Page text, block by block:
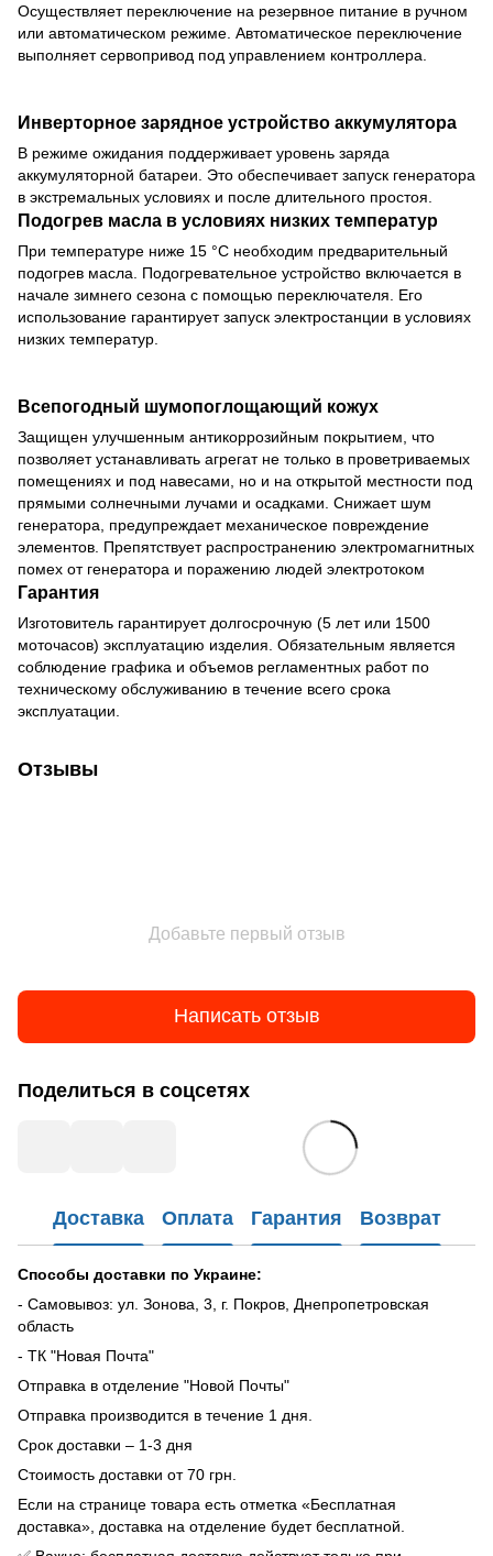
Осуществляет переключение на резервное питание в ручном
или автоматическом режиме. Автоматическое переключение
выполняет сервопривод под управлением контроллера.
Инверторное зарядное устройство аккумулятора
В режиме ожидания поддерживает уровень заряда
аккумуляторной батареи. Это обеспечивает запуск генератора
в экстремальных условиях и после длительного простоя.
Подогрев масла в условиях низких температур
При температуре ниже 15 °С необходим предварительный
подогрев масла. Подогревательное устройство включается в
начале зимнего сезона с помощью переключателя. Его
использование гарантирует запуск электростанции в условиях
низких температур.
Всепогодный шумопоглощающий кожух
Защищен улучшенным антикоррозийным покрытием, что
позволяет устанавливать агрегат не только в проветриваемых
помещениях и под навесами, но и на открытой местности под
прямыми солнечными лучами и осадками. Снижает шум
генератора, предупреждает механическое повреждение
элементов. Препятствует распространению электромагнитных
помех от генератора и поражению людей электротоком
Гарантия
Изготовитель гарантирует долгосрочную (5 лет или 1500
моточасов) эксплуатацию изделия. Обязательным является
соблюдение графика и объемов регламентных работ по
техническому обслуживанию в течение всего срока
эксплуатации.
Отзывы
Добавьте первый отзыв
Написать отзыв
Поделиться в соцсетях
Доставка Оплата Гарантия Возврат
Способы доставки по Украине:
- Самовывоз: ул. Зонова, 3, г. Покров, Днепропетровская
область
- ТК "Новая Почта"
Отправка в отделение "Новой Почты"
Отправка производится в течение 1 дня.
Срок доставки – 1-3 дня
Стоимость доставки от 70 грн.
Если на странице товара есть отметка «Бесплатная
доставка», доставка на отделение будет бесплатной.